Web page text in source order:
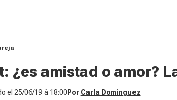
¿es amistad o amor?
el 25/06/19 à 18:00 Por Carla Dominguez